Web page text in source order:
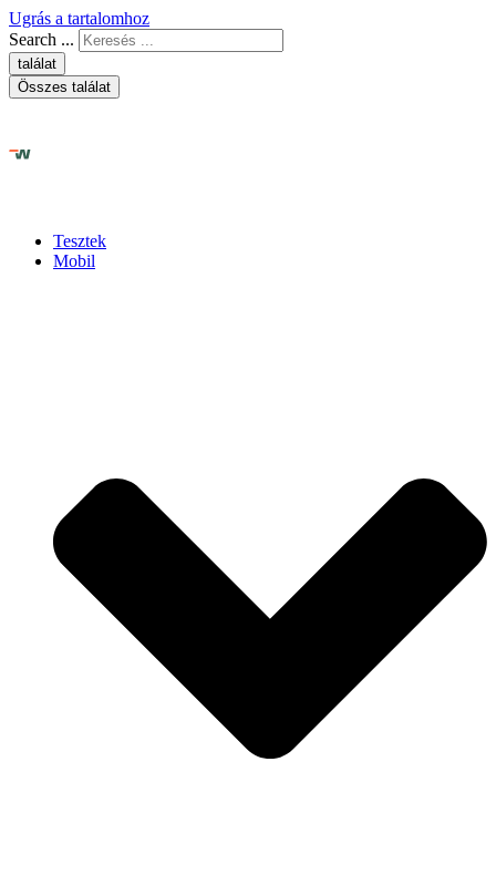
Ugrás a tartalomhoz
Search ...
találat
Összes találat
Tesztek
Mobil